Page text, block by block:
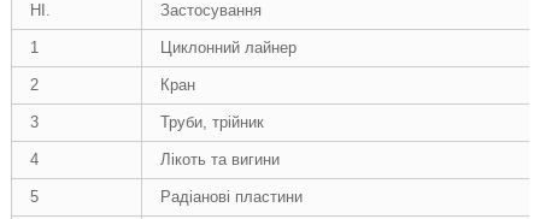
НІ. Застосування
1 Циклонний лайнер
2 Кран
3 Труби, трійник
4 Лікоть та вигини
5 Радіанові пластини